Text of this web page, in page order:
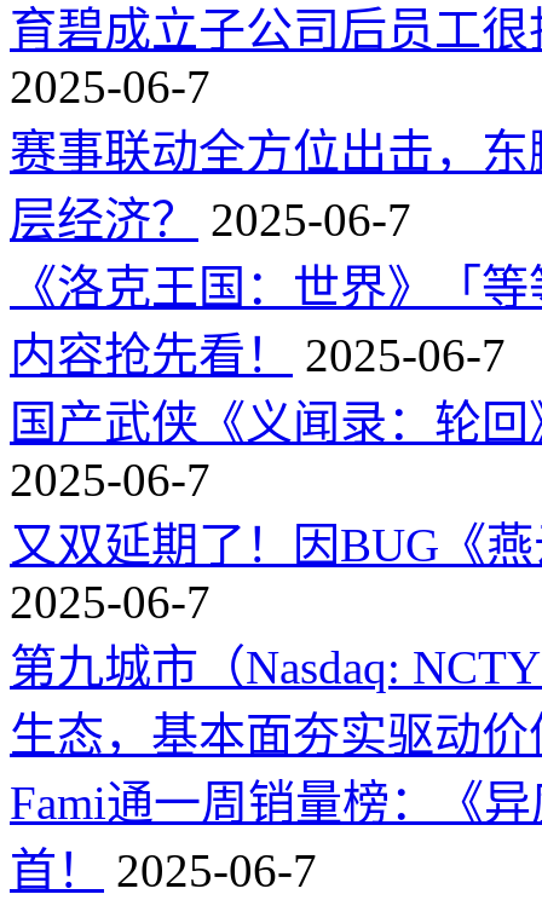
育碧成立子公司后员工
2025-06-7
赛事联动全方位出击，
层经济？
2025-06-7
《洛克王国：世界》「
内容抢先看！
2025-06-7
国产武侠《义闻录：轮
2025-06-7
又双延期了！因BUG《
2025-06-7
第九城市（Nasdaq:
生态，基本面夯实驱动价
Fami通一周销量榜：《
首！
2025-06-7